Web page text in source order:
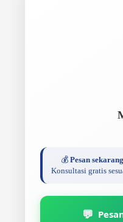
💰 Pesan
Konsultasi gratis
💬